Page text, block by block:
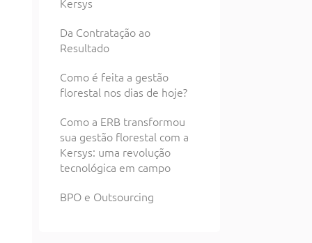
Da Contratação ao
Resultado
Como é feita a gestão
florestal nos dias de hoje?
Como a ERB transformou
sua gestão florestal com a
Kersys: uma revolução
tecnológica em campo
BPO e Outsourcing